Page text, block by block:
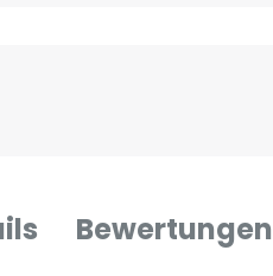
Bewertungen